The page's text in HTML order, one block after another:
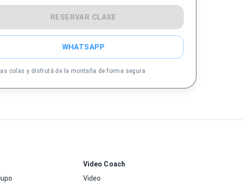
RESERVAR CLASE
WHATSAPP
colas y disfrutá de la montaña de forma segura
Video Coach
Video